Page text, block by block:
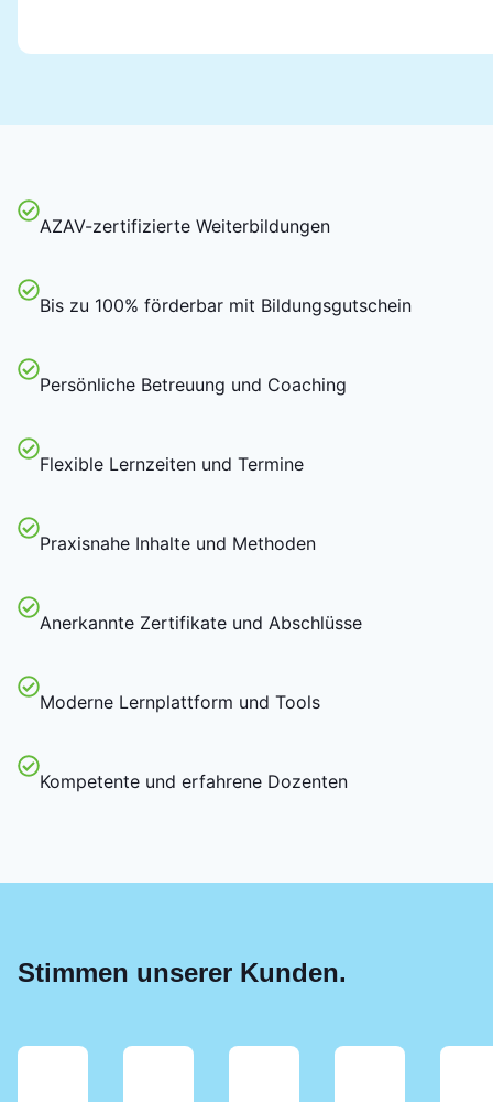
AZAV-zertifizierte Weiterbildungen
Bis zu 100% förderbar mit Bildungsgutschein
Persönliche Betreuung und Coaching
Flexible Lernzeiten und Termine
Praxisnahe Inhalte und Methoden
Anerkannte Zertifikate und Abschlüsse
Moderne Lernplattform und Tools
Kompetente und erfahrene Dozenten
Stimmen unserer Kunden.